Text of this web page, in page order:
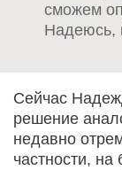
сможем
Надеюсь,
Сейчас
решение
недавно
частности,